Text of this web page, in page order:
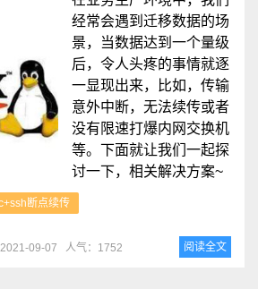
经常会遇到迁移数据的场
景，当数据达到一个量级
后，令人头疼的事情就逐
一显现出来，比如，传输
意外中断，无法续传或者
没有限速打爆内网交换机
等。下面就让我们一起探
讨一下，相关解决方案~
断点续传
09-07 人气：1752 阅读全文